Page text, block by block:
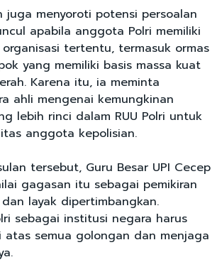
juga menyoroti potensi persoalan
apabila anggota Polri memiliki
tertentu, termasuk ormas
yang memiliki basis massa kuat
Karena itu, ia meminta
ahli mengenai kemungkinan
lebih rinci dalam RUU Polri untuk
anggota kepolisian.
tersebut, Guru Besar UPI Cecep
gagasan itu sebagai pemikiran
layak dipertimbangkan.
sebagai institusi negara harus
semua golongan dan menjaga